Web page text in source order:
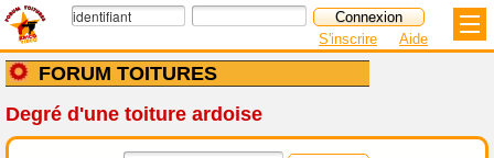
FORUM TOITURES
S'inscrire Aide
Degré d'une toiture ardoise